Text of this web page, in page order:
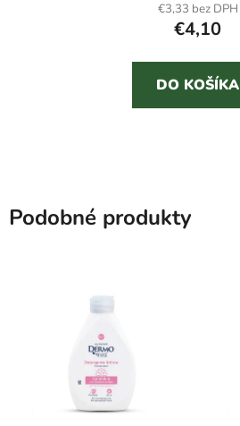
€3,33 bez DPH
€4,10
DO KOŠÍKA
Podobné produkty